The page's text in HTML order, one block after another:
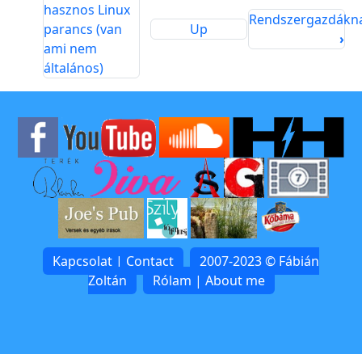
hasznos Linux
parancs (van
ami nem
általános)
Up
›
Kapcsolat | Contact
2007-2023 © Fábián
Zoltán
Rólam | About me